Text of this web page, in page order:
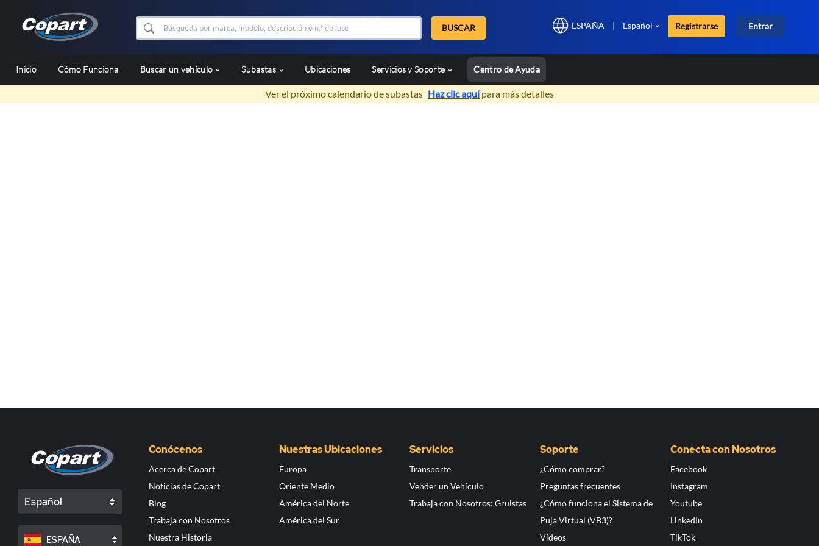
BUSCAR ESPAÑA | Español Registrarse Entrar
Inicio Cómo Funciona Buscar un vehículo Subastas Ubicaciones Servicios y Soporte Centro de Ayuda
Ver el próximo calendario de subastas Haz clic aquípara más detalles
Español
ESPAÑA
Conócenos
Acerca de Copart
Noticias de Copart
Blog
Trabaja con Nosotros
Nuestra Historia
Nuestras Ubicaciones
Europa
Oriente Medio
América del Norte
América del Sur
Servicios
Transporte
Vender un Vehículo
Trabaja con Nosotros: Gruistas
Soporte
¿Cómo comprar?
Preguntas frecuentes
¿Cómo funciona el Sistema de
Puja Virtual (VB3)?
Vídeos
Conecta con Nosotros
Facebook
Instagram
Youtube
LinkedIn
TikTok